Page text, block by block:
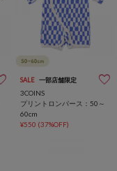
SALE 一部店舗限定
3COINS
プリントロンパース：50～
60cm
¥550 (37%OFF)